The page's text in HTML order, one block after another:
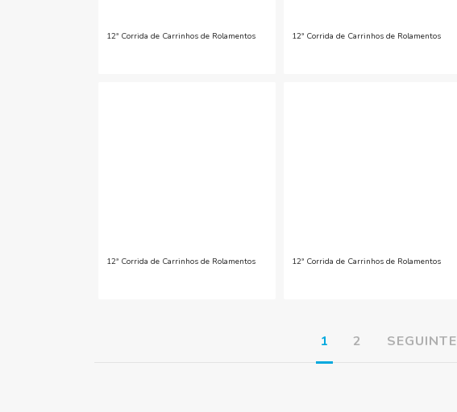
12ª Corrida de Carrinhos de Rolamentos 12ª Corrida de Carrinhos de Rolamentos
12ª Corrida de Carrinhos de Rolamentos 12ª Corrida de Carrinhos de Rolamentos
1 2 SEGUINTE